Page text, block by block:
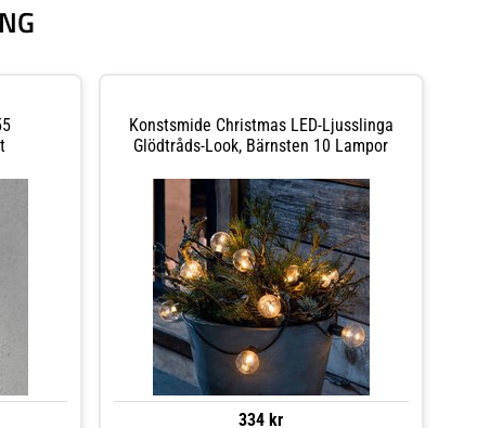
Konstsmide Christmas LED-Ljusslinga
Glödtråds-Look, Bärnsten 10 Lampor
334 kr